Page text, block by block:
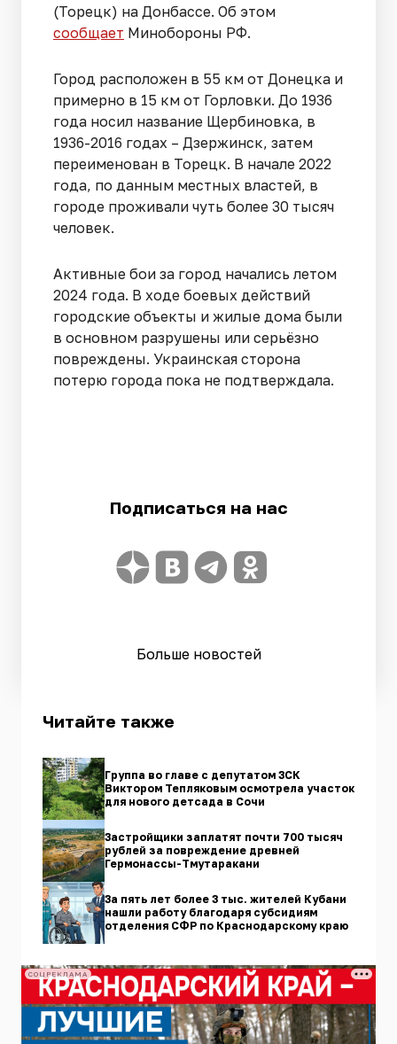
(Торецк) на Донбассе. Об этом
сообщает Минобороны РФ.
Город расположен в 55 км от Донецка и
примерно в 15 км от Горловки. До 1936
года носил название Щербиновка, в
1936-2016 годах – Дзержинск, затем
переименован в Торецк. В начале 2022
года, по данным местных властей, в
городе проживали чуть более 30 тысяч
человек.
Активные бои за город начались летом
2024 года. В ходе боевых действий
городские объекты и жилые дома были
в основном разрушены или серьёзно
повреждены. Украинская сторона
потерю города пока не подтверждала.
Подписаться на нас
Больше новостей
Читайте также
Группа во главе с депутатом ЗСК
Виктором Тепляковым осмотрела участок
для нового детсада в Сочи
Застройщики заплатят почти 700 тысяч
рублей за повреждение древней
Гермонассы-Тмутаракани
За пять лет более 3 тыс. жителей Кубани
нашли работу благодаря субсидиям
отделения СФР по Краснодарскому краю
СОЦРЕКЛАМА